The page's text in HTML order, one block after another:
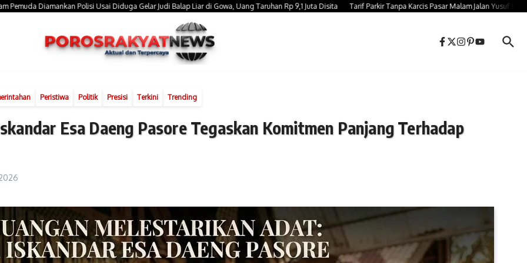
Diamankan Polisi Usai Diduga Gelar Judi Balap Liar di Gowa, Uang Taruhan Rp 9,1 Juta Disita Tarif Parkir Tanpa Karcis Pasar Malam Jalan Yusuf Bauty Gowa
Peristiwa Politik Presisi Terkini Trending
Esa Daeng Pasore Tegaskan Komitmen Panjang Terhadap